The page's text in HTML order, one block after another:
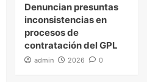
Denuncian presuntas
inconsistencias en
procesos de
contratación del GPL
admin 2026 0